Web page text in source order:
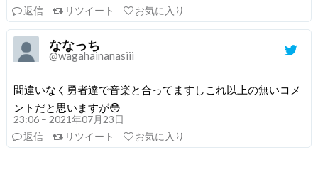
返信
リツイート お気に入り
ななっち
@wagahainanasiii
間違いなく勇者達で音楽と合ってますしこれ以上の無いコメ
ントだと思いますが😳
23:06 – 2021年07月23日
返信
リツイート お気に入り